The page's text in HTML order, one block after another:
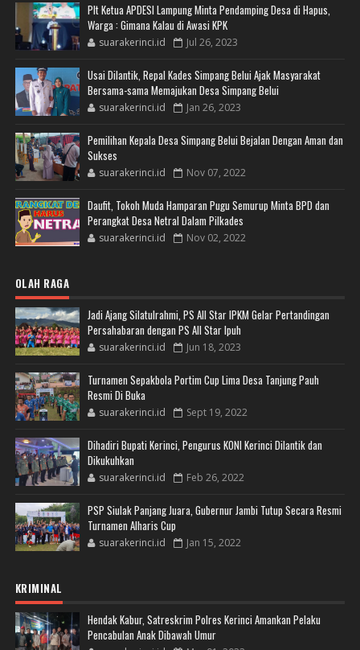
Plt Ketua APDESI Lampung Minta Pendamping Desa di Hapus,
Warga : Gimana Kalau di Awasi KPK
suarakerinci.id Jul 26, 2023
Usai Dilantik, Repal Kades Simpang Belui Ajak Masyarakat
Bersama-sama Memajukan Desa Simpang Belui
suarakerinci.id Jan 26, 2023
Pemilihan Kepala Desa Simpang Belui Bejalan Dengan Aman dan
Sukses
suarakerinci.id Nov 07, 2022
Daufit, Tokoh Muda Hamparan Pugu Semurup Minta BPD dan
Perangkat Desa Netral Dalam Pilkades
suarakerinci.id Nov 02, 2022
OLAH RAGA
Jadi Ajang Silatulrahmi, PS All Star IPKM Gelar Pertandingan
Persahabaran dengan PS All Star Ipuh
suarakerinci.id Jun 18, 2023
Turnamen Sepakbola Portim Cup Lima Desa Tanjung Pauh
Resmi Di Buka
suarakerinci.id Sept 19, 2022
Dihadiri Bupati Kerinci, Pengurus KONI Kerinci Dilantik dan
Dikukuhkan
suarakerinci.id Feb 26, 2022
PSP Siulak Panjang Juara, Gubernur Jambi Tutup Secara Resmi
Turnamen Alharis Cup
suarakerinci.id Jan 15, 2022
KRIMINAL
Hendak Kabur, Satreskrim Polres Kerinci Amankan Pelaku
Pencabulan Anak Dibawah Umur